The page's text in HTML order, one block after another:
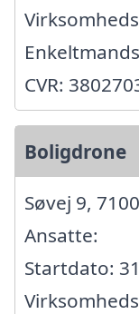
CVR:
Boligdrone
Søvej 9,
Ansatte:
Startdato: